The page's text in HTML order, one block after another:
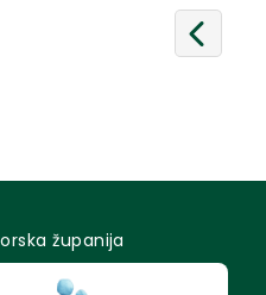
županija